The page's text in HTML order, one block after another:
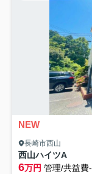
NEW
長崎市西山
西山ハイツA
6万円 管理/共益費-